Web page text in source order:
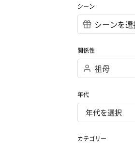
シーン
関係性
年代
カテゴリー